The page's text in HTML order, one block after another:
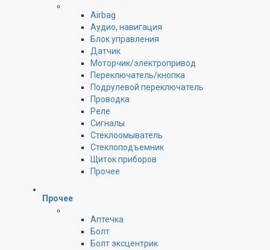
Airbag
Аудио, навигация
Блок управления
Датчик
Моторчик/электропривод
Переключатель/кнопка
Подрулевой переключатель
Проводка
Реле
Сигналы
Стеклоомыватель
Стеклоподъемник
Щиток приборов
Прочее
Прочее
Аптечка
Болт
Болт эксцентрик